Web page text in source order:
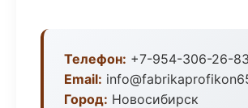
Телефон: +7-954-306-26-83
Email:
Город: Новосибирск